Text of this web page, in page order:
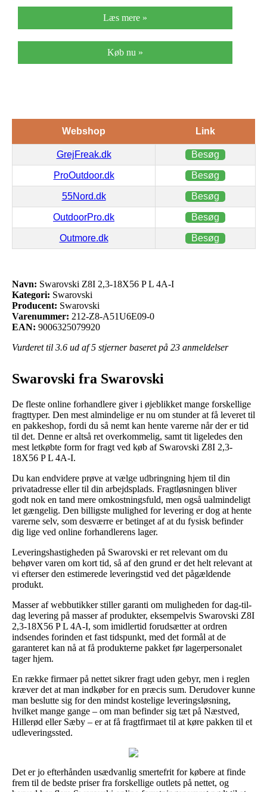
Læs mere »
Køb nu »
Webshop Link
GrejFreak.dk Besøg
ProOutdoor.dk Besøg
55Nord.dk Besøg
OutdoorPro.dk Besøg
Outmore.dk Besøg
Navn: Swarovski Z8I 2,3-18X56 P L 4A-I
Kategori: Swarovski
Producent: Swarovski
Varenummer: 212-Z8-A51U6E09-0
EAN: 9006325079920
Vurderet til 3.6 ud af 5 stjerner baseret på 23 anmeldelser
Swarovski fra Swarovski
De fleste online forhandlere giver i øjeblikket mange forskellige
fragttyper. Den mest almindelige er nu om stunder at få leveret til
en pakkeshop, fordi du så nemt kan hente varerne når der er tid
til det. Denne er altså ret overkommelig, samt tit ligeledes den
mest letkøbte form for fragt ved køb af Swarovski Z8I 2,3-
18X56 P L 4A-I.
Du kan endvidere prøve at vælge udbringning hjem til din
privatadresse eller til din arbejdsplads. Fragtløsningen bliver
godt nok en tand mere omkostningsfuld, men også ualmindeligt
let gængelig. Den billigste mulighed for levering er dog at hente
varerne selv, som desværre er betinget af at du fysisk befinder
dig lige ved online forhandlerens lager.
Leveringshastigheden på Swarovski er ret relevant om du
behøver varen om kort tid, så af den grund er det helt relevant at
vi efterser den estimerede leveringstid ved det pågældende
produkt.
Masser af webbutikker stiller garanti om muligheden for dag-til-
dag levering på masser af produkter, eksempelvis Swarovski Z8I
2,3-18X56 P L 4A-I, som imidlertid forudsætter at ordren
indsendes forinden et fast tidspunkt, med det formål at de
garanteret kan nå at få produkterne pakket før lagerpersonalet
tager hjem.
En række firmaer på nettet sikrer fragt uden gebyr, men i reglen
kræver det at man indkøber for en præcis sum. Derudover kunne
man beslutte sig for den mindst kostelige leveringsløsning,
hvilket mange gange – om man befinder sig tæt på Næstved,
Hillerød eller Sæby – er at få fragtfirmaet til at køre pakken til et
udleveringssted.
Det er jo efterhånden usædvanlig smertefrit for købere at finde
frem til de bedste priser fra forskellige outlets på nettet, og